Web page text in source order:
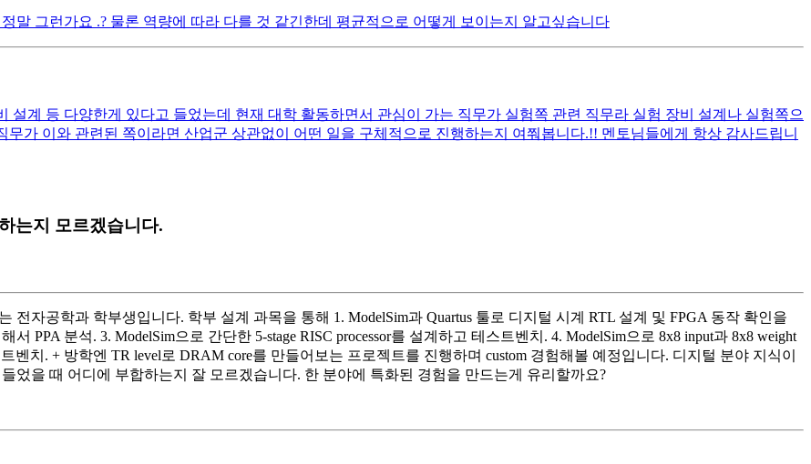
말 그런가요 .? 물론 역량에 따라 다를 것 같긴한데 평균적으로 어떻게 보이는지 알고싶습니다
설계 등 다양한게 있다고 들었는데 현재 대학 활동하면서 관심이 가는 직무가 실험쪽 관련 직무라 실험 장비 설계나 실험쪽으
가 이와 관련된 쪽이라면 산업군 상관없이 어떤 일을 구체적으로 진행하는지 여쭤봅니다.!! 멘토님들에게 항상 감사드립니
는지 모르겠습니다.
전자공학과 학부생입니다. 학부 설계 과목을 통해 1. ModelSim과 Quartus 툴로 디지털 시계 RTL 설계 및 FPGA 동작 확인을
서 PPA 분석. 3. ModelSim으로 간단한 5-stage RISC processor를 설계하고 테스트벤치. 4. ModelSim으로 8x8 input과 8x8 weight
벤치. + 방학엔 TR level로 DRAM core를 만들어보는 프로젝트를 진행하며 custom 경험해볼 예정입니다. 디지털 분야 지식이
었을 때 어디에 부합하는지 잘 모르겠습니다. 한 분야에 특화된 경험을 만드는게 유리할까요?